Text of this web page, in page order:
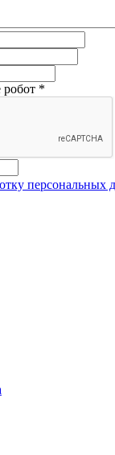
робот *
персональных